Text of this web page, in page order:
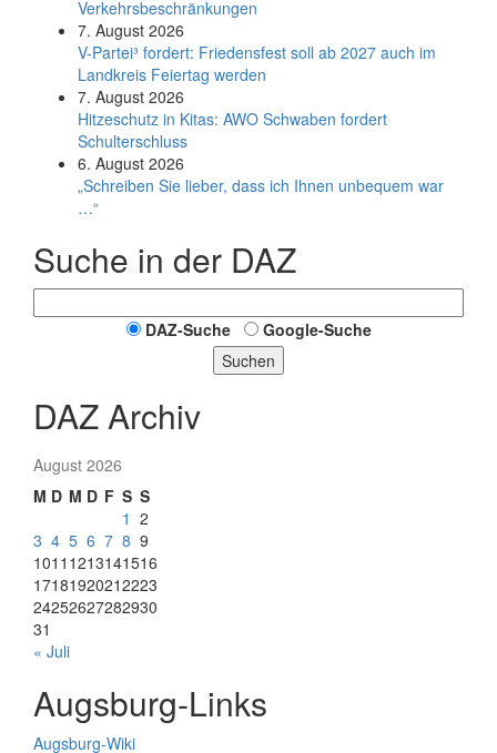
Verkehrsbeschränkungen
7. August 2026
V-Partei­³ fordert: Friedens­fest soll ab 2027 auch im
Land­kreis Feier­tag werden
7. August 2026
Hitzeschutz in Kitas: AWO Schwaben fordert
Schulterschluss
6. August 2026
„Schreiben Sie lieber, dass ich Ihnen unbequem war
…“
Suche in der DAZ
DAZ-Suche
Google-Suche
Suchen
DAZ Archiv
August 2026
M D M D F S S
1 2
3 4 5 6 7 8 9
1011 1213141516
17181920212223
24252627282930
31
« Juli
Augsburg-Links
Augsburg-Wiki